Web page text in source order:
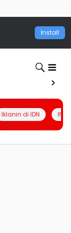
Install
Iklanin di IDN